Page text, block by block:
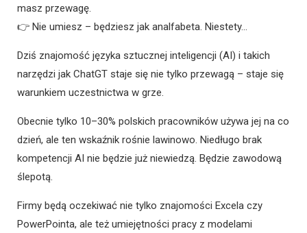
masz przewagę.
👉 Nie umiesz – będziesz jak analfabeta. Niestety…
Dziś znajomość języka sztucznej inteligencji (AI) i takich
narzędzi jak ChatGT staje się nie tylko przewagą – staje się
warunkiem uczestnictwa w grze.
Obecnie tylko 10–30% polskich pracowników używa jej na co
dzień, ale ten wskaźnik rośnie lawinowo. Niedługo brak
kompetencji AI nie będzie już niewiedzą. Będzie zawodową
ślepotą.
Firmy będą oczekiwać nie tylko znajomości Excela czy
PowerPointa, ale też umiejętności pracy z modelami